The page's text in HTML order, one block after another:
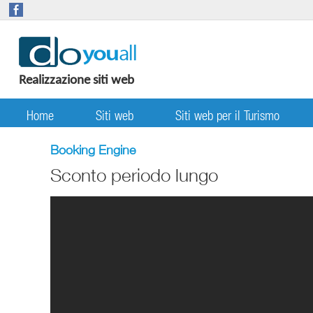
Realizzazione siti web
Home Siti web Siti web per il Turismo
Booking Engine
Sconto periodo lungo